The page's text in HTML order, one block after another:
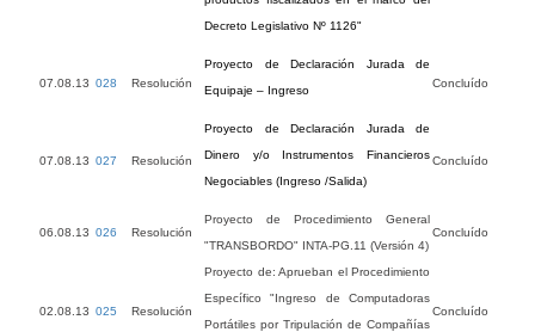
Decreto Legislativo Nº 1126"
07.08.13 028 Resolución
Proyecto de Declaración Jurada de
Equipaje – Ingreso
Concluído
07.08.13 027 Resolución
Proyecto de Declaración Jurada de
Dinero y/o Instrumentos Financieros
Negociables (Ingreso /Salida)
Concluído
06.08.13 026 Resolución
Proyecto de Procedimiento General
"TRANSBORDO" INTA-PG.11 (Versión 4)
Concluído
02.08.13 025 Resolución
Proyecto de: Aprueban el Procedimiento
Específico "Ingreso de Computadoras
Portátiles por Tripulación de Compañías
Concluído